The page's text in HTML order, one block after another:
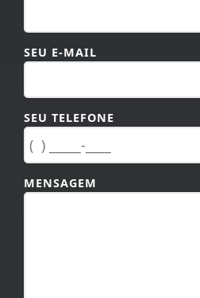
SEU E-MAIL
SEU TELEFONE
MENSAGEM